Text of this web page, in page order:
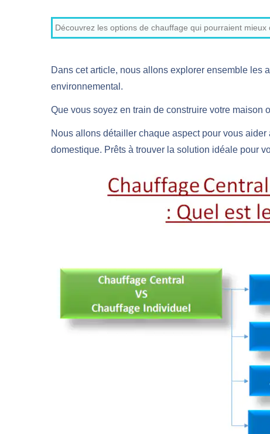
Découvrez les options de chauffage qui pourraient
Dans cet article, nous allons explorer ensemble les
environnemental.
Que vous soyez en train de construire votre maison
Nous allons détailler chaque aspect pour vous
domestique. Prêts à trouver la solution idéale pour